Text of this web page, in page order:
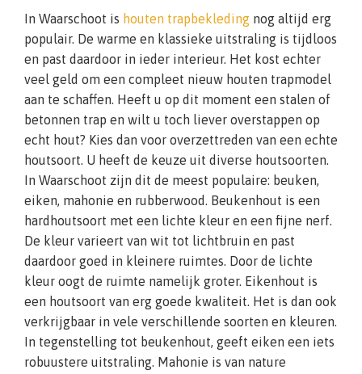
In Waarschoot is houten trapbekleding nog altijd erg
populair. De warme en klassieke uitstraling is tijdloos
en past daardoor in ieder interieur. Het kost echter
veel geld om een compleet nieuw houten trapmodel
aan te schaffen. Heeft u op dit moment een stalen of
betonnen trap en wilt u toch liever overstappen op
echt hout? Kies dan voor overzettreden van een echte
houtsoort. U heeft de keuze uit diverse houtsoorten.
In Waarschoot zijn dit de meest populaire: beuken,
eiken, mahonie en rubberwood. Beukenhout is een
hardhoutsoort met een lichte kleur en een fijne nerf.
De kleur varieert van wit tot lichtbruin en past
daardoor goed in kleinere ruimtes. Door de lichte
kleur oogt de ruimte namelijk groter. Eikenhout is
een houtsoort van erg goede kwaliteit. Het is dan ook
verkrijgbaar in vele verschillende soorten en kleuren.
In tegenstelling tot beukenhout, geeft eiken een iets
robuustere uitstraling. Mahonie is van nature